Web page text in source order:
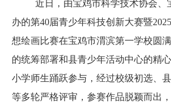
近日，由宝鸡市科学技术协会、
办的第40届青少年科技创新大赛暨
想绘画比赛在宝鸡市渭滨第一学校圆
的统筹部署和县青少年活动中心的精
小学师生踊跃参与，经过校级初选、
等多轮严格评审，参赛作品脱颖而出